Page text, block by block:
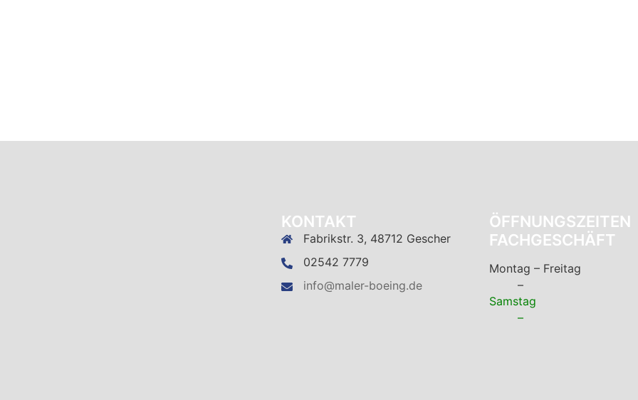
KONTAKT
Fabrikstr. 3, 48712 Gescher
02542 7779
info@maler-boeing.de
ÖFFNUNGSZEITEN
FACHGESCHÄFT
Montag – Freitag
–
Samstag
–